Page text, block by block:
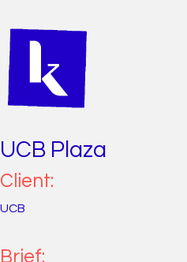
UCB Plaza
Client:
UCB
Brief: